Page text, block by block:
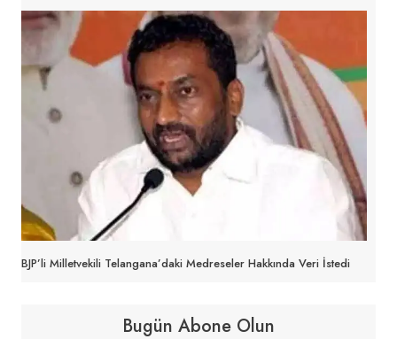
BJP’li Milletvekili Telangana’daki Medreseler Hakkında Veri İstedi
Bugün Abone Olun